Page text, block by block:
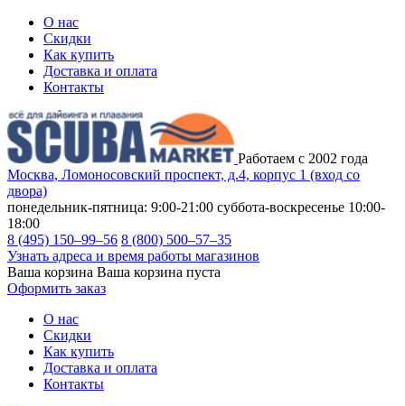
О нас
Скидки
Как купить
Доставка и оплата
Контакты
Работаем с 2002 года
Москва, Ломоносовский проспект, д.4, корпус 1 (вход со
двора)
понедельник-пятница: 9:00-21:00 суббота-воскресенье 10:00-
18:00
8 (495) 150–99–56 8 (800) 500–57–35
Узнать адреса и время работы магазинов
Ваша корзина Ваша корзина пуста
Оформить заказ
О нас
Скидки
Как купить
Доставка и оплата
Контакты